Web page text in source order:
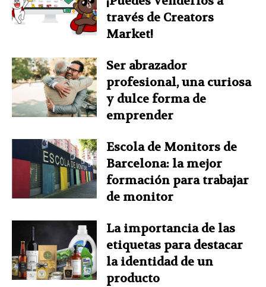
través de Creators
Market!
Ser abrazador
profesional, una curiosa
y dulce forma de
emprender
Escola de Monitors de
Barcelona: la mejor
formación para trabajar
de monitor
La importancia de las
etiquetas para destacar
la identidad de un
producto